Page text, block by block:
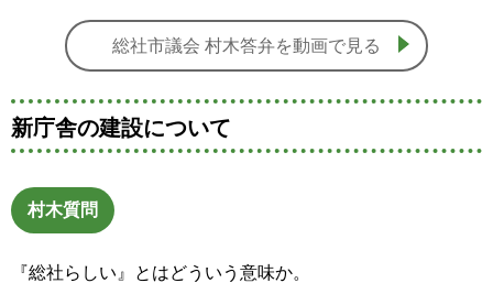
総社市議会 村木答弁を動画で見る
新庁舎の建設について
村木質問
『総社らしい』とはどういう意味か。